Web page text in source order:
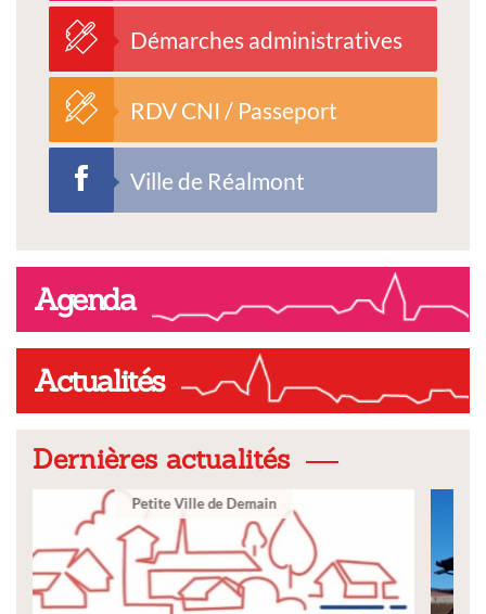
Démarches administratives
RDV CNI / Passeport
Ville de Réalmont
Agenda
Actualités
Dernières actualités